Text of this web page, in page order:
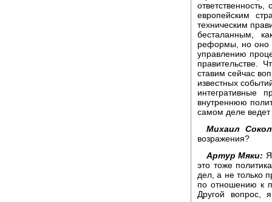
европейским
техническим
бесталанным,
реформы, но оно
управлению
правительстве.
ставим сейчас
известных
внутреннюю
самом деле ведет
Михаил
возражения?
Артур Мяки:
это тоже
дел, а не только
по отношению к
Другой вопрос,